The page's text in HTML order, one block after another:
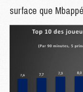
surface que